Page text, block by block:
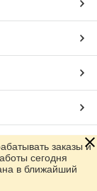
заказы и
сегодня
в ближайший